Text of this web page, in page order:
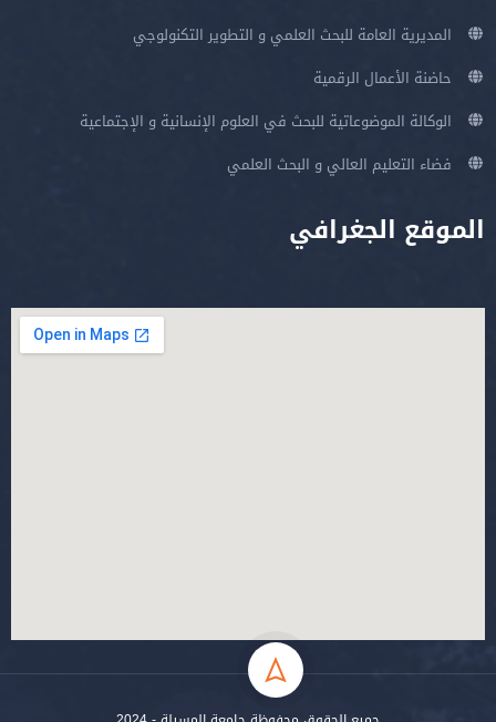
المديرية العامة للبحث العلمي و التطوير التكنولوجي
حاضنة الأعمال الرقمية
الوكالة الموضوعاتية للبحث في العلوم الإنسانية و الإجتماعية
فضاء التعليم العالي و البحث العلمي
الموقع الجغرافي